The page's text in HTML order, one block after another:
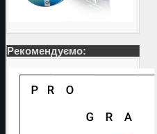
Рекомендуємо: